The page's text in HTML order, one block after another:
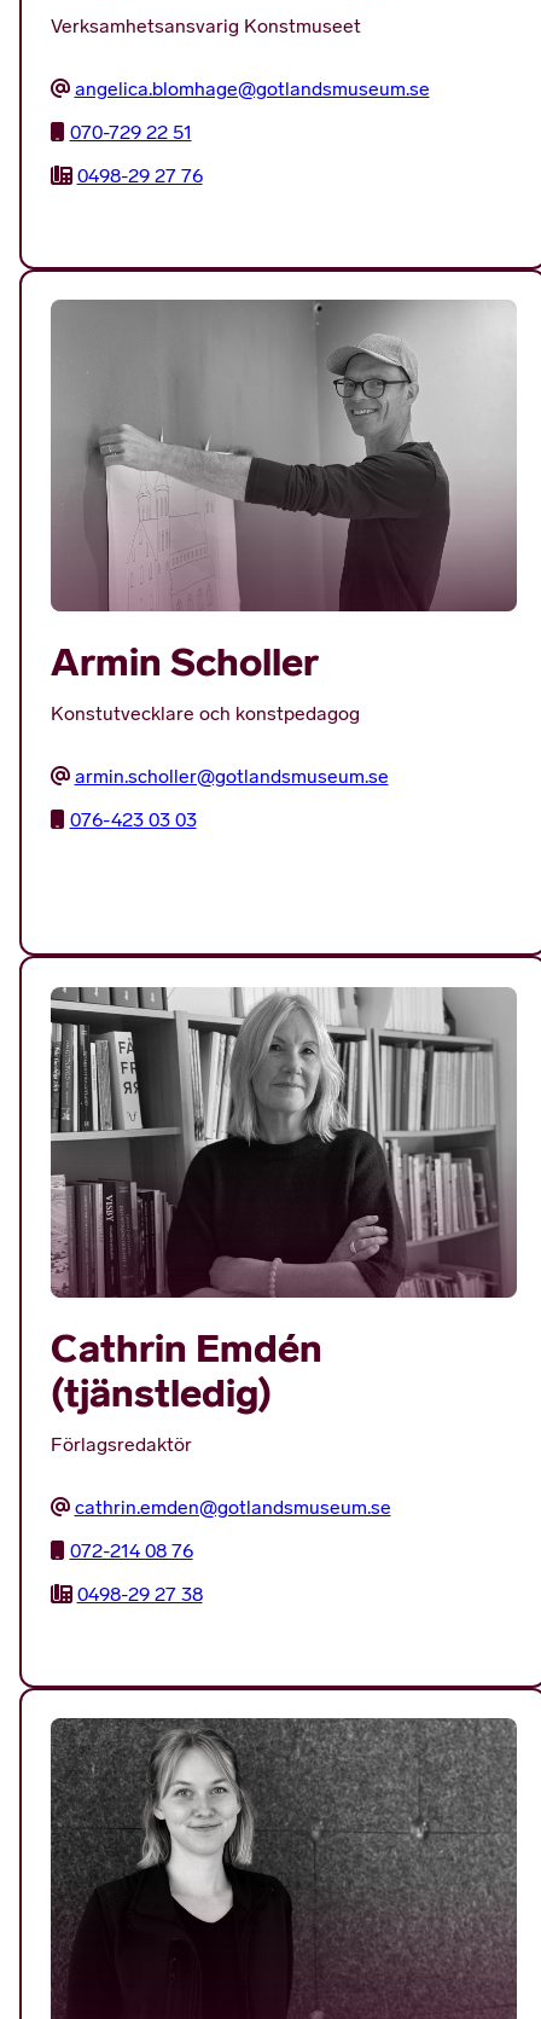
Verksamhetsansvarig Konstmuseet
angelica.blomhage@gotlandsmuseum.se
070-729 22 51
0498-29 27 76
Armin Scholler
Konstutvecklare och konstpedagog
armin.scholler@gotlandsmuseum.se
076-423 03 03
Cathrin Emdén
(tjänstledig)
Förlagsredaktör
cathrin.emden@gotlandsmuseum.se
072-214 08 76
0498-29 27 38